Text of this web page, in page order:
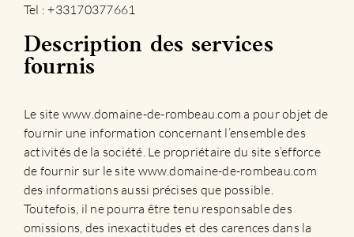
Tel : +33170377661
Description des services
fournis
Le site www.domaine-de-rombeau.com a pour objet de
fournir une information concernant l’ensemble des
activités de la société. Le propriétaire du site s’efforce
de fournir sur le site www.domaine-de-rombeau.com
des informations aussi précises que possible.
Toutefois, il ne pourra être tenu responsable des
omissions, des inexactitudes et des carences dans la